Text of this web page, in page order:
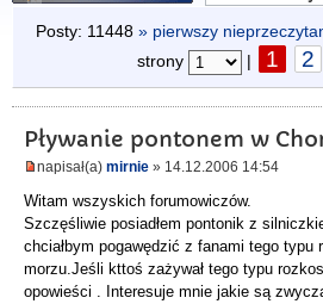
Posty: 11448 » pierwszy
strony
| 1 2
Pływanie pontonem w
napisał(a) mirnie » 14.12.2006 14:54
Witam wszyskich forumowiczów.
Szczęśliwie posiadłem pontonik z
chciałbym pogawędzić z fanami tego typu
morzu.Jeśli kttoś zażywał tego typu
opowieści . Interesuje mnie jakie są